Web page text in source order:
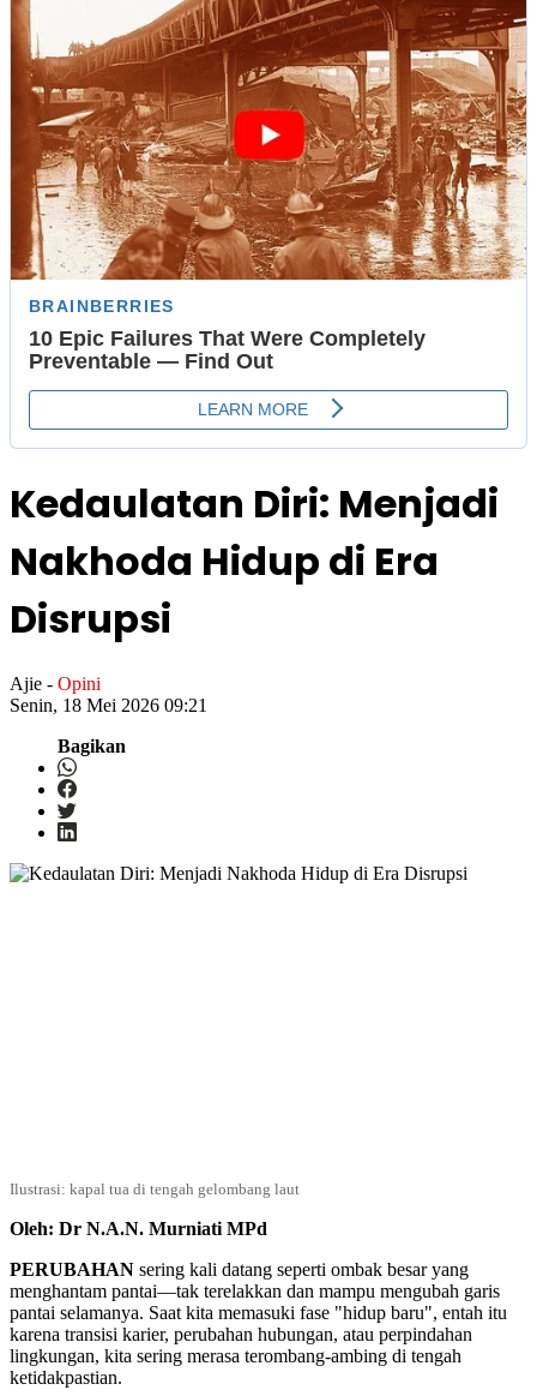
Kedaulatan Diri: Menjadi
Nakhoda Hidup di Era
Disrupsi
Ajie - Opini
Senin, 18 Mei 2026 09:21
Bagikan
Ilustrasi: kapal tua di tengah gelombang laut
Oleh: Dr N.A.N. Murniati MPd
PERUBAHAN sering kali datang seperti ombak besar yang
menghantam pantai—tak terelakkan dan mampu mengubah garis
pantai selamanya. Saat kita memasuki fase "hidup baru", entah itu
karena transisi karier, perubahan hubungan, atau perpindahan
lingkungan, kita sering merasa terombang-ambing di tengah
ketidakpastian.